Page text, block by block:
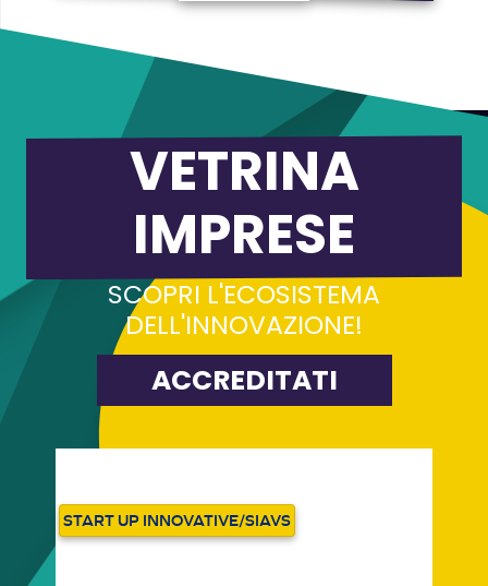
VETRINA
IMPRESE
SCOPRI L'ECOSISTEMA
DELL'INNOVAZIONE!
ACCREDITATI
START UP INNOVATIVE/SIAVS